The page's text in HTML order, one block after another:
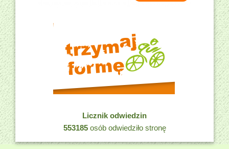
Licznik odwiedzin
553185osób odwiedziło stronę